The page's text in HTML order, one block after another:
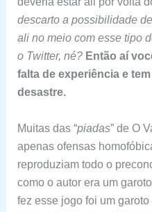
descarto a possibilidade
ali no meio com esse tipo
o Twitter, né? Então aí
falta de experiência e
desastre.
Muitas das “piadas” de O
apenas ofensas
reproduziam todo o
como o autor era um
fez esse jogo foi um